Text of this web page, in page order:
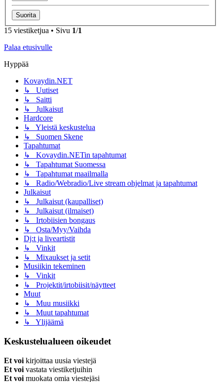
15 viestiketjua • Sivu 1/1
Palaa etusivulle
Hyppää
Kovaydin.NET
↳ Uutiset
↳ Saitti
↳ Julkaisut
Hardcore
↳ Yleistä keskustelua
↳ Suomen Skene
Tapahtumat
↳ Kovaydin.NETin tapahtumat
↳ Tapahtumat Suomessa
↳ Tapahtumat maailmalla
↳ Radio/Webradio/Live stream ohjelmat ja tapahtumat
Julkaisut
↳ Julkaisut (kaupalliset)
↳ Julkaisut (ilmaiset)
↳ Irtobiisien bongaus
↳ Osta/Myy/Vaihda
Dj:t ja liveartistit
↳ Vinkit
↳ Mixaukset ja setit
Musiikin tekeminen
↳ Vinkit
↳ Projektit/irtobiisit/näytteet
Muut
↳ Muu musiikki
↳ Muut tapahtumat
↳ Ylijäämä
Keskustelualueen oikeudet
Et voi kirjoittaa uusia viestejä
Et voi vastata viestiketjuihin
Et voi muokata omia viestejäsi